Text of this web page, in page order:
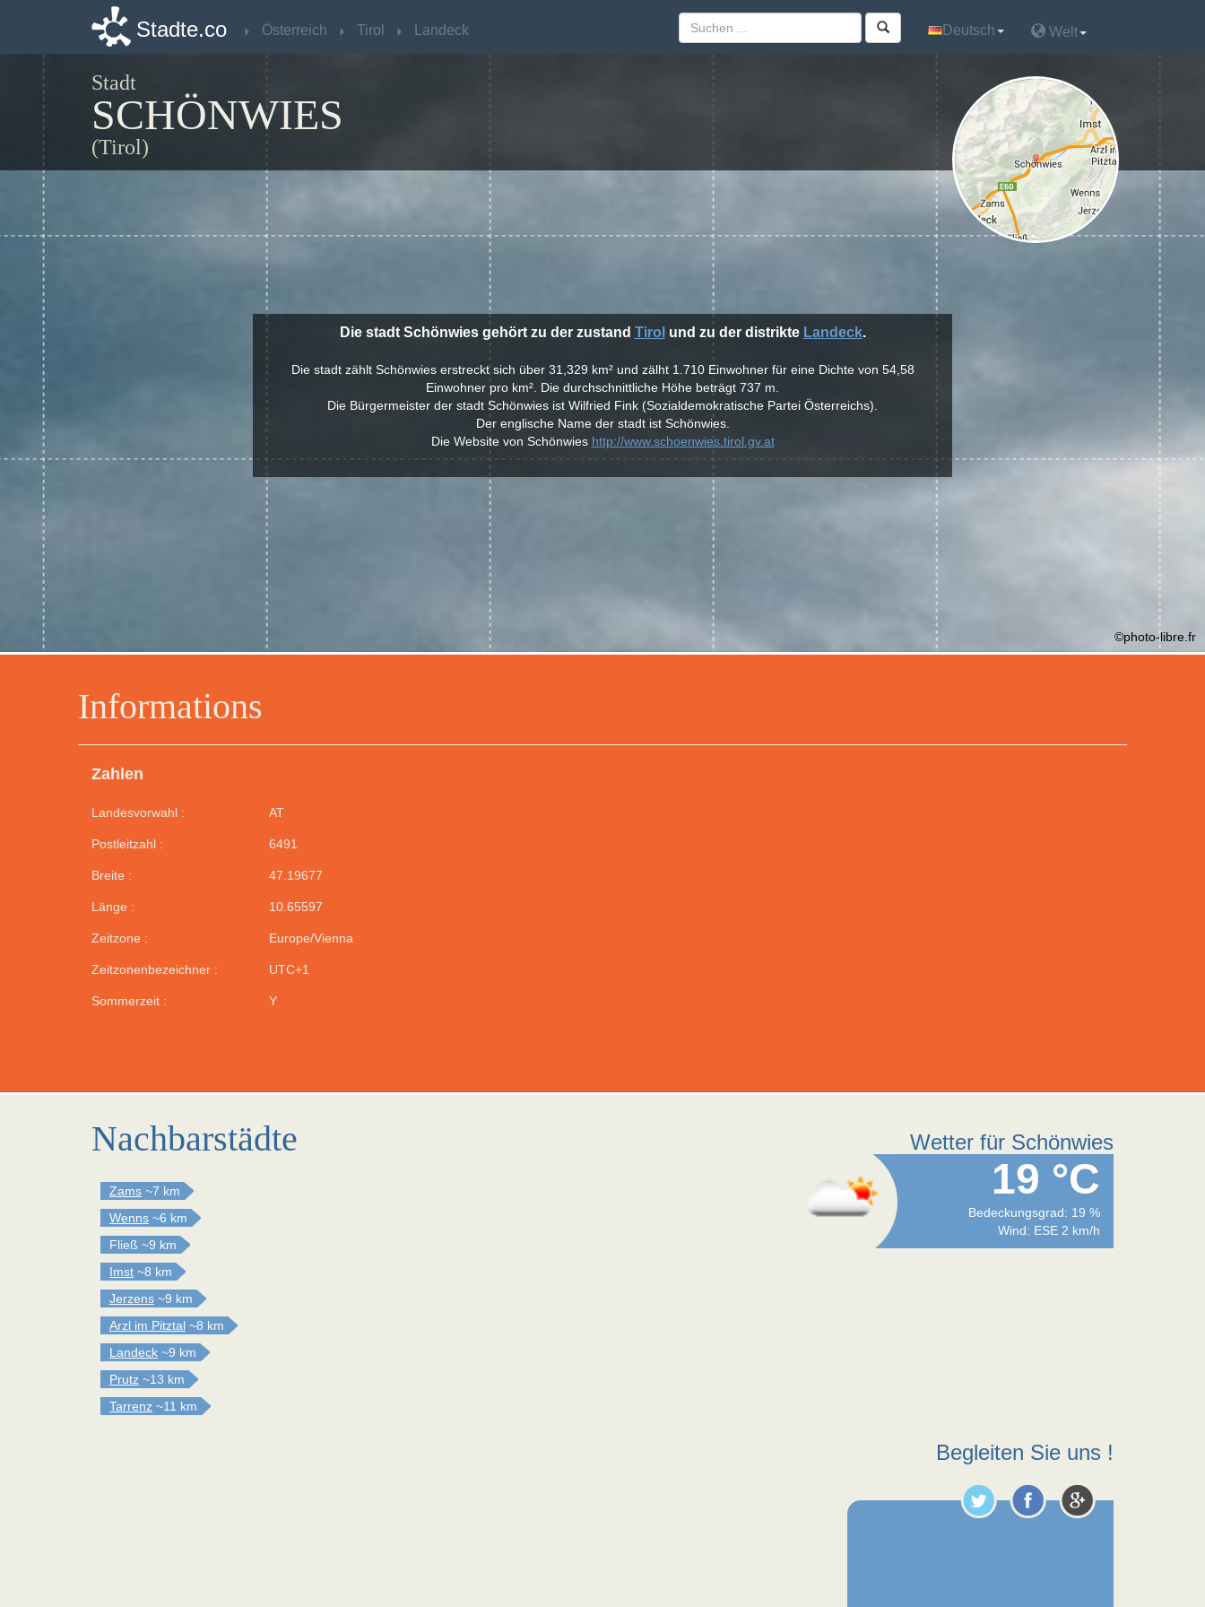
Stadte.co Österreich Tirol Landeck Deutsch Welt
Stadt
SCHÖNWIES
(Tirol)
Informations
Zahlen
Landesvorwahl : AT
Postleitzahl : 6491
Breite : 47.19677
Länge : 10.65597
Zeitzone : Europe/Vienna
Zeitzonenbezeichner : UTC+1
Sommerzeit : Y
Die stadt Schönwies gehört zu der zustand Tirol und zu der distrikte Landeck.
Die stadt zählt Schönwies erstreckt sich über 31,329 km² und zälht 1.710 Einwohner für eine Dichte von 54,58
Einwohner pro km². Die durchschnittliche Höhe beträgt 737 m.
Die Bürgermeister der stadt Schönwies ist Wilfried Fink (Sozialdemokratische Partei Österreichs).
Der englische Name der stadt ist Schönwies.
Die Website von Schönwies http://www.schoenwies.tirol.gv.at
©photo-libre.fr
Nachbarstädte
Zams ~7 km
Wenns ~6 km
Fließ ~9 km
Imst ~8 km
Jerzens ~9 km
Arzl im Pitztal ~8 km
Landeck ~9 km
Prutz ~13 km
Tarrenz ~11 km
Wetter für Schönwies
19 °C
Bedeckungsgrad: 19 %
Wind: ESE 2 km/h
Begleiten Sie uns !
Stadte.co Österreich Tirol Landeck Deutsch Welt